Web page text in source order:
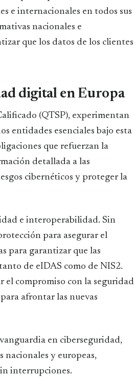
e internacionales en todos sus
nacionales e
que los datos de los clientes
digital en Europa
(QTSP), experimentan
entidades esenciales bajo esta
que refuerzan la
detallada a las
cibernéticos y proteger la
e interoperabilidad. Sin
para asegurar el
para garantizar que las
de eIDAS como de NIS2.
el compromiso con la seguridad
afrontar las nuevas
en ciberseguridad,
nacionales y europeas,
interrupciones.